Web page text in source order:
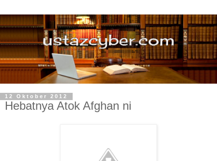
12 Oktober 2012
Hebatnya Atok Afghan ni